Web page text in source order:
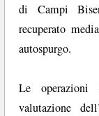
di Campi
recuperato
autospurgo.
Le operazioni
valutazione